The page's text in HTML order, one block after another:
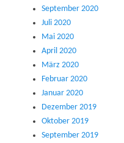
September 2020
Juli 2020
Mai 2020
April 2020
März 2020
Februar 2020
Januar 2020
Dezember 2019
Oktober 2019
September 2019